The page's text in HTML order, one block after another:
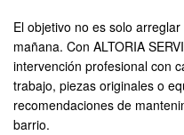
El objetivo no es solo
mañana. Con ALTORIA
intervención profesional con
trabajo, piezas originales o
recomendaciones de
barrio.